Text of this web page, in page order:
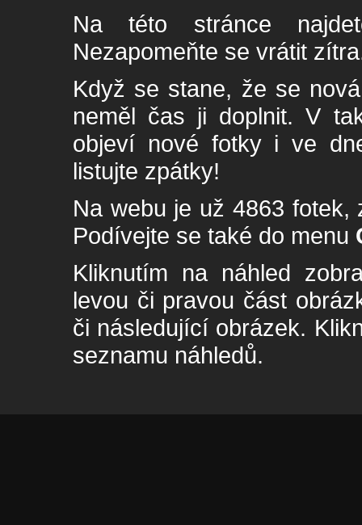
Na této stránce
Nezapomeňte se vrátit
Když se stane, že se
neměl čas ji doplnit. V
objeví nové fotky i ve
listujte zpátky!
Na webu je už 4863
Podívejte se také do menu
Kliknutím na náhled
levou či pravou část
či následující obrázek.
seznamu náhledů.